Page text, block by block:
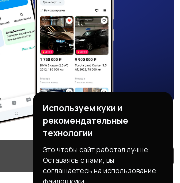
Используем куки и
рекомендательные
технологии
Это чтобы сайт работал лучше.
Оставаясь с нами, вы
соглашаетесь на использование
файлов куки.